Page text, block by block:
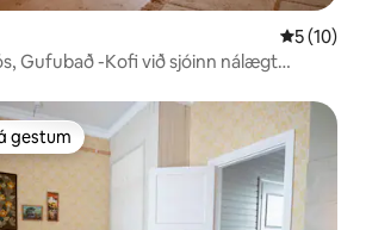
5 af 5 í
5 (10)
Gufubað -Kofi við sjóinn nálægt
hjá gestum
gestum